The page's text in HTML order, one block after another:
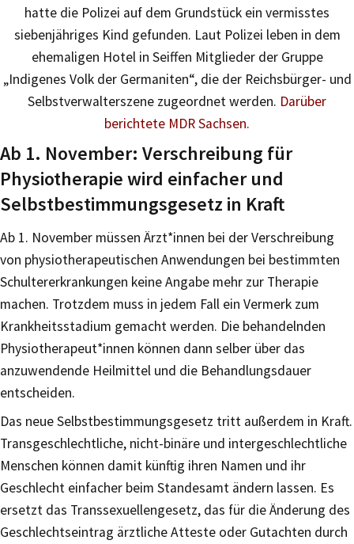
hatte die Polizei auf dem Grundstück ein vermisstes
siebenjähriges Kind gefunden. Laut Polizei leben in dem
ehemaligen Hotel in Seiffen Mitglieder der Gruppe
„Indigenes Volk der Germaniten“, die der Reichsbürger- und
Selbstverwalterszene zugeordnet werden. Darüber
berichtete MDR Sachsen.
Ab 1. November: Verschreibung für
Physiotherapie wird einfacher und
Selbstbestimmungsgesetz in Kraft
Ab 1. November müssen Ärzt*innen bei der Verschreibung
von physiotherapeutischen Anwendungen bei bestimmten
Schultererkrankungen keine Angabe mehr zur Therapie
machen. Trotzdem muss in jedem Fall ein Vermerk zum
Krankheitsstadium gemacht werden. Die behandelnden
Physiotherapeut*innen können dann selber über das
anzuwendende Heilmittel und die Behandlungsdauer
entscheiden.
Das neue Selbstbestimmungsgesetz tritt außerdem in Kraft.
Transgeschlechtliche, nicht-binäre und intergeschlechtliche
Menschen können damit künftig ihren Namen und ihr
Geschlecht einfacher beim Standesamt ändern lassen. Es
ersetzt das Transsexuellengesetz, das für die Änderung des
Geschlechtseintrag ärztliche Atteste oder Gutachten durch